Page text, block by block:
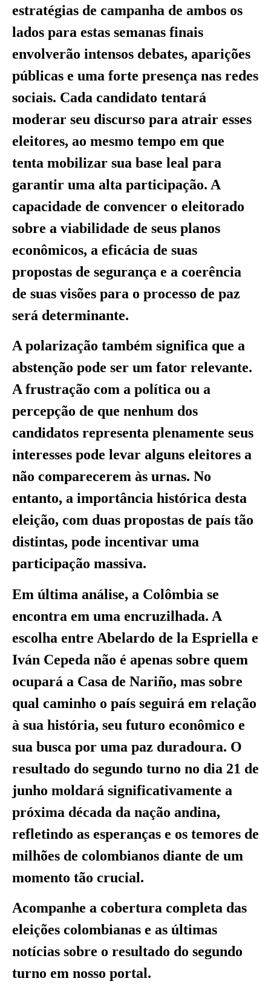
estratégias de campanha de ambos os
lados para estas semanas finais
envolverão intensos debates, aparições
públicas e uma forte presença nas redes
sociais. Cada candidato tentará
moderar seu discurso para atrair esses
eleitores, ao mesmo tempo em que
tenta mobilizar sua base leal para
garantir uma alta participação. A
capacidade de convencer o eleitorado
sobre a viabilidade de seus planos
econômicos, a eficácia de suas
propostas de segurança e a coerência
de suas visões para o processo de paz
será determinante.
A polarização também significa que a
abstenção pode ser um fator relevante.
A frustração com a política ou a
percepção de que nenhum dos
candidatos representa plenamente seus
interesses pode levar alguns eleitores a
não comparecerem às urnas. No
entanto, a importância histórica desta
eleição, com duas propostas de país tão
distintas, pode incentivar uma
participação massiva.
Em última análise, a Colômbia se
encontra em uma encruzilhada. A
escolha entre Abelardo de la Espriella e
Iván Cepeda não é apenas sobre quem
ocupará a Casa de Nariño, mas sobre
qual caminho o país seguirá em relação
à sua história, seu futuro econômico e
sua busca por uma paz duradoura. O
resultado do segundo turno no dia 21 de
junho moldará significativamente a
próxima década da nação andina,
refletindo as esperanças e os temores de
milhões de colombianos diante de um
momento tão crucial.
Acompanhe a cobertura completa das
eleições colombianas e as últimas
notícias sobre o resultado do segundo
turno em nosso portal.